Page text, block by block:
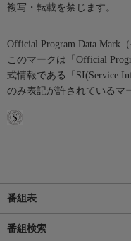
複写・転載を禁じます。
Official Program Data Mark
このマークは「Official
式情報である「SI(Service
のみ表記が許されているマ
番組表
番組検索